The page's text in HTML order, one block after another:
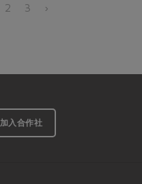
2 3 ›
加入合作社